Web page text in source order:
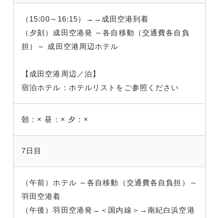
（15:00～16:15）→→成田空港到着
（夕刻）成田空港発 ～各自移動（交通費各自負
担）～ 成田空港周辺ホテル
【成田空港周辺／泊】
宿泊ホテル：ホテルリストをご参照ください
朝：× 昼：× 夕：×
7日目
（午前）ホテル ～各自移動（交通費各自負担）～
羽田空港着
（午後）羽田空港発→＜国内線＞→南紀白浜空港